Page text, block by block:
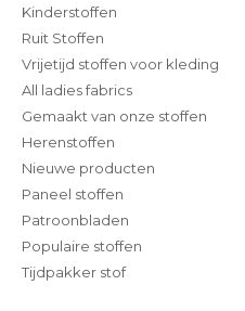
Kinderstoffen
Ruit Stoffen
Vrijetijd stoffen voor kleding
All ladies fabrics
Gemaakt van onze stoffen
Herenstoffen
Nieuwe producten
Paneel stoffen
Patroonbladen
Populaire stoffen
Tijdpakker stof